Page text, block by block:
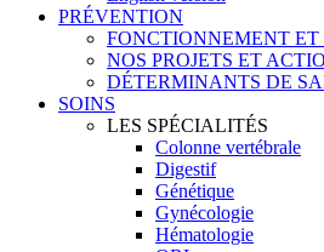
PRÉVENTION
FONCTIONNEMENT
NOS PROJETS ET
DÉTERMINANTS DE
SOINS
LES SPÉCIALITÉS
Colonne vertébrale
Digestif
Génétique
Gynécologie
Hématologie